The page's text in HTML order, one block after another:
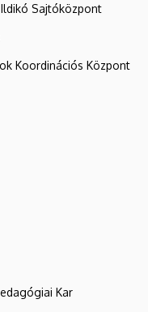
Sajtóközpont
Koordinációs Központ
Kar